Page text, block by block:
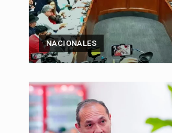
NACIONALES